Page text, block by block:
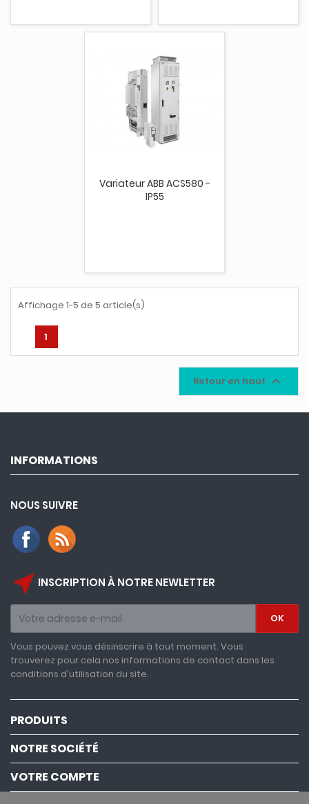
Variateur ABB ACS580 -
IP55
Affichage 1-5 de 5 article(s)
1
Retour en haut 
INFORMATIONS
NOUS SUIVRE
near_me INSCRIPTION À NOTRE NEWLETTER
Vous pouvez vous désinscrire à tout moment. Vous
trouverez pour cela nos informations de contact dans les
conditions d'utilisation du site.
PRODUITS
NOTRE SOCIÉTÉ
VOTRE COMPTE